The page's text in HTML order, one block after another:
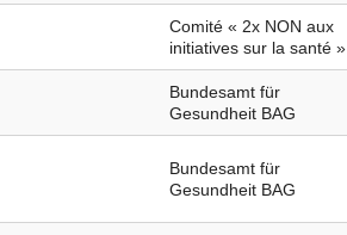
Comité « 2x NON aux
initiatives sur la santé »
Bundesamt für
Gesundheit BAG
Bundesamt für
Gesundheit BAG